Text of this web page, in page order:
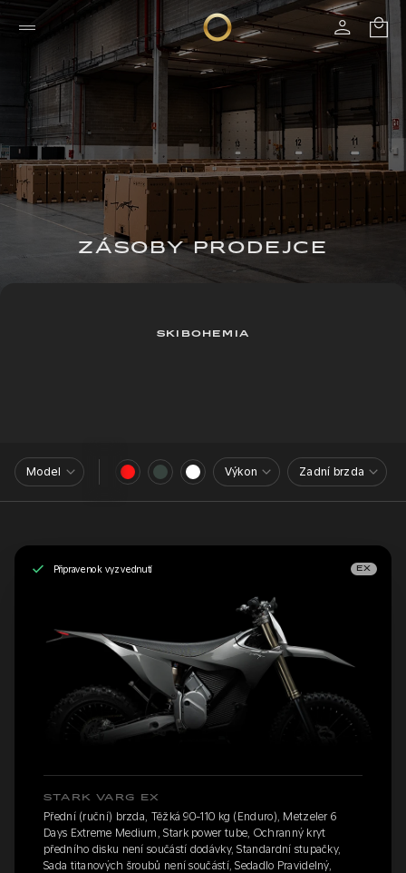
ZÁSOBY PRODEJCE
SKIBOHEMIA
Model Výkon Zadní brzda
Připraveno k vyzvednutí EX
STARK VARG EX
Přední (ruční) brzda, Těžká 90-110 kg (Enduro), Metzeler 6
Days Extreme Medium, Stark power tube, Ochranný kryt
předního disku není součástí dodávky, Standardní stupačky,
Sada titanových šroubů není součástí, Sedadlo Pravidelný,